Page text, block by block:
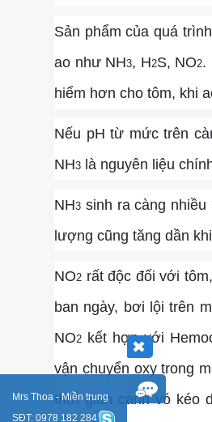
Sản phẩm của quá
ao như NH3, H2S, NO2.
hiểm hơn cho tôm, khi
Nếu pH từ mức trên
NH3 là nguyên liệu
NH3 sinh ra càng
lượng cũng tăng dần
NO2 rất độc đối với
ban ngày, bơi lội trên
NO2 kết hợp với
vận chuyển oxy trong
thời gian canh vó kéo
Mrs Thoa - Miền trung
SĐT: 0978 182 284